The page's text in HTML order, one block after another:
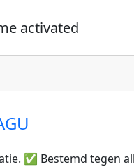
activated
✅ Bestemd tegen